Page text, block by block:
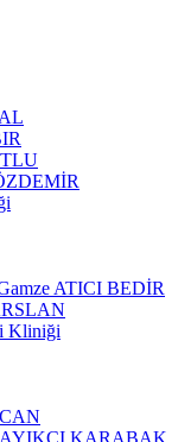
ATICI BEDİR
Kliniği
KARABAK